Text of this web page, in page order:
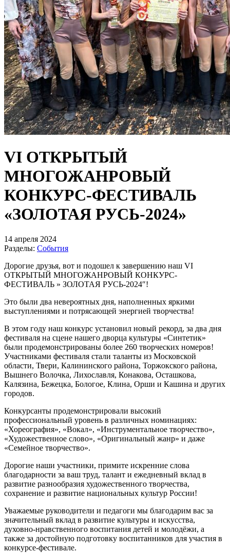
VI ОТКРЫТЫЙ
МНОГОЖАНРОВЫЙ
КОНКУРС-ФЕСТИВАЛЬ
«ЗОЛОТАЯ РУСЬ-2024»
14 апреля 2024
Разделы: События
Дорогие друзья, вот и подошел к завершению наш VI
ОТКРЫТЫЙ МНОГОЖАНРОВЫЙ КОНКУРС-
ФЕСТИВАЛЬ » ЗОЛОТАЯ РУСЬ-2024″!
Это были два невероятных дня, наполненных яркими
выступлениями и потрясающей энергией творчества!
В этом году наш конкурс установил новый рекорд, за два дня
фестиваля на сцене нашего дворца культуры «Синтетик»
были продемонстрированы более 260 творческих номеров!
Участниками фестиваля стали таланты из Московской
области, Твери, Калининского района, Торжокского района,
Вышнего Волочка, Лихославля, Конакова, Осташкова,
Калязина, Бежецка, Бологое, Клина, Орши и Кашина и других
городов.
Конкурсанты продемонстрировали высокий
профессиональный уровень в различных номинациях:
«Хореография», «Вокал», «Инструментальное творчество»,
«Художественное слово», «Оригинальный жанр» и даже
«Семейное творчество».
Дорогие наши участники, примите искренние слова
благодарности за ваш труд, талант и ежедневный вклад в
развитие разнообразия художественного творчества,
сохранение и развитие национальных культур России!
Уважаемые руководители и педагоги мы благодарим вас за
значительный вклад в развитие культуры и искусства,
духовно-нравственного воспитания детей и молодёжи, а
также за достойную подготовку воспитанников для участия в
конкурсе-фестивале.